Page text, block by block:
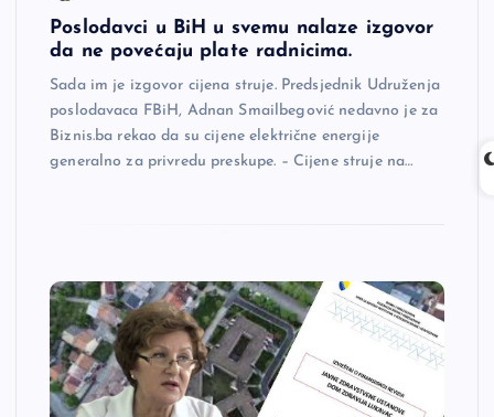
Poslodavci u BiH u svemu nalaze izgovor
da ne povećaju plate radnicima.
Sada im je izgovor cijena struje. Predsjednik Udruženja
poslodavaca FBiH, Adnan Smailbegović nedavno je za
Biznis.ba rekao da su cijene električne energije
generalno za privredu preskupe. – Cijene struje na…